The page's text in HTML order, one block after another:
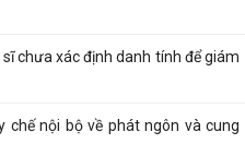
CẦN...
chưa xác định danh tính để giám
chế nội bộ về phát ngôn và cung